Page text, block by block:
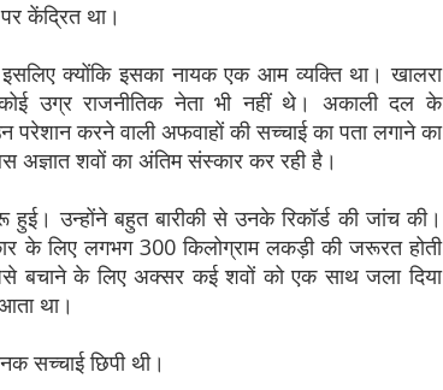
केंद्रित था।
क्योंकि इसका नायक एक आम व्यक्ति था। खालरा
उग्र राजनीतिक नेता भी नहीं थे। अकाली दल के
परेशान करने वाली अफवाहों की सच्चाई का पता लगाने का
अज्ञात शवों का अंतिम संस्कार कर रही है।
उन्होंने बहुत बारीकी से उनके रिकॉर्ड की जांच की।
के लिए लगभग 300 किलोग्राम लकड़ी की जरूरत होती
बचाने के लिए अक्सर कई शवों को एक साथ जला दिया
था।
सच्चाई छिपी थी।